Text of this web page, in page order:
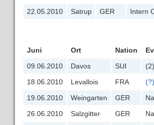
22.05.2010
Satrup GER Intern
Juni Ort Nation
09.06.2010
Davos SUI
18.06.2010
Levallois FRA
19.06.2010
Weingarten GER
26.06.2010
Salzgitter GER